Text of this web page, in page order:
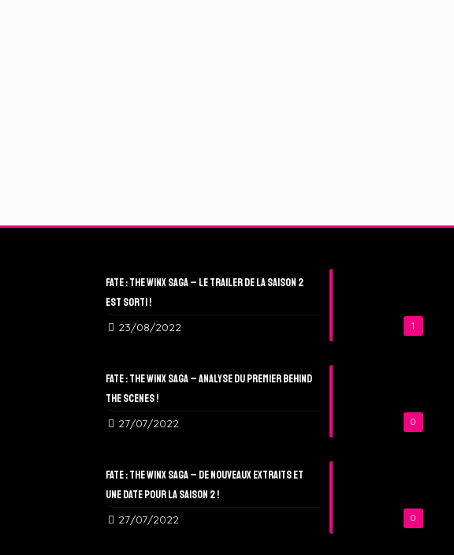
1
Fate : The Winx Saga – Le Trailer de la Saison 2
est sorti !
23/08/2022
0
Fate : The Winx Saga – Analyse du Premier Behind
The Scenes !
27/07/2022
0
Fate : The Winx Saga – De nouveaux extraits et
une date pour la Saison 2 !
27/07/2022